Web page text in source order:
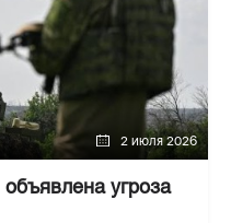
2 июля 2026
угроза